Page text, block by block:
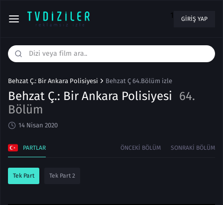
1 GIRIŞ YAP
Behzat Ç.: Bir Ankara Polisiyesi Behzat Ç 64.Bölüm izle
Behzat Ç.: Bir Ankara Polisiyesi
64.
Bölüm
14 Nisan 2020
PARTLAR ÖNCEKI BÖLÜM SONRAKI BÖLÜM
Tek Part Tek Part 2